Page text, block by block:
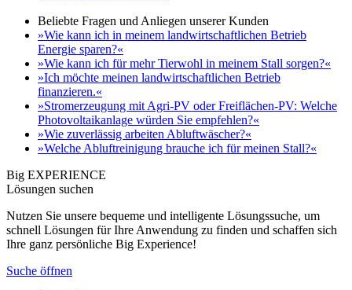
Beliebte Fragen und Anliegen unserer Kunden
»Wie kann ich in meinem landwirtschaftlichen Betrieb
Energie sparen?«
»Wie kann ich für mehr Tierwohl in meinem Stall sorgen?«
»Ich möchte meinen landwirtschaftlichen Betrieb
finanzieren.«
»Stromerzeugung mit Agri-PV oder Freiflächen-PV: Welche
Photovoltaikanlage würden Sie empfehlen?«
»Wie zuverlässig arbeiten Abluftwäscher?«
»Welche Abluftreinigung brauche ich für meinen Stall?«
Big EXPERIENCE
Lösungen suchen
Nutzen Sie unsere bequeme und intelligente Lösungssuche, um
schnell Lösungen für Ihre Anwendung zu finden und schaffen sich
Ihre ganz persönliche Big Experience!
Suche öffnen